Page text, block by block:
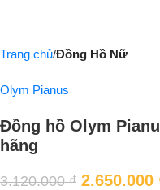
Trang chủ Đồng Hồ Nữ
Olym Pianus
Đồng hồ Olym
hãng
3.120.000₫ 2.650.000